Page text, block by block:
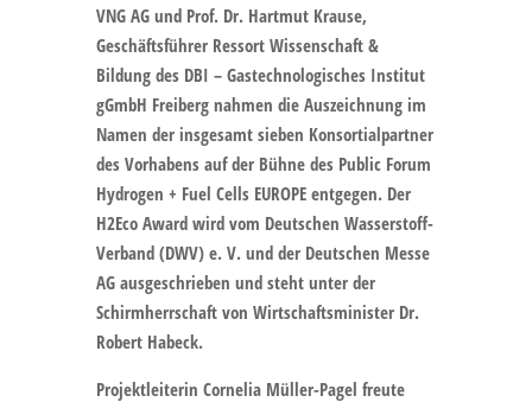
VNG AG und Prof. Dr. Hartmut Krause,
Geschäftsführer Ressort Wissenschaft &
Bildung des DBI – Gastechnologisches Institut
gGmbH Freiberg nahmen die Auszeichnung im
Namen der insgesamt sieben Konsortialpartner
des Vorhabens auf der Bühne des Public Forum
Hydrogen + Fuel Cells EUROPE entgegen. Der
H2Eco Award wird vom Deutschen Wasserstoff-
Verband (DWV) e. V. und der Deutschen Messe
AG ausgeschrieben und steht unter der
Schirmherrschaft von Wirtschaftsminister Dr.
Robert Habeck.
Projektleiterin Cornelia Müller-Pagel freute